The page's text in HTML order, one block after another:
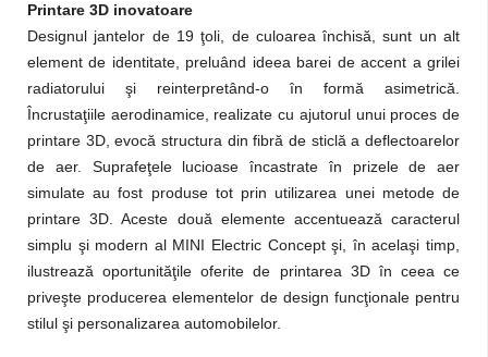
Printare 3D inovatoare
Designul jantelor de 19 ţoli, de culoarea închisă, sunt un alt
element de identitate, preluând ideea barei de accent a grilei
radiatorului şi reinterpretând-o în formă asimetrică.
Încrustaţiile aerodinamice, realizate cu ajutorul unui proces de
printare 3D, evocă structura din fibră de sticlă a deflectoarelor
de aer. Suprafeţele lucioase încastrate în prizele de aer
simulate au fost produse tot prin utilizarea unei metode de
printare 3D. Aceste două elemente accentuează caracterul
simplu şi modern al MINI Electric Concept şi, în acelaşi timp,
ilustrează oportunităţile oferite de printarea 3D în ceea ce
priveşte producerea elementelor de design funcţionale pentru
stilul şi personalizarea automobilelor.